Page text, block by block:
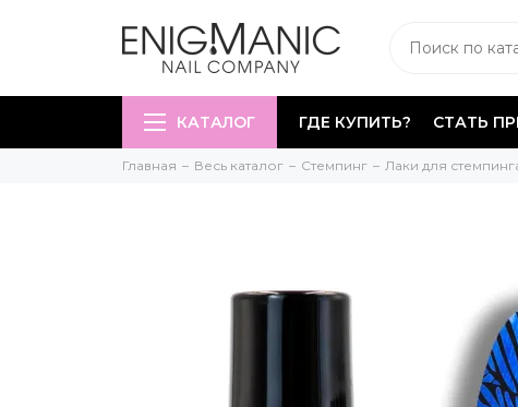
КАТАЛОГ ГДЕ КУПИТЬ? СТАТЬ
Главная Весь каталог Стемпинг Лаки для